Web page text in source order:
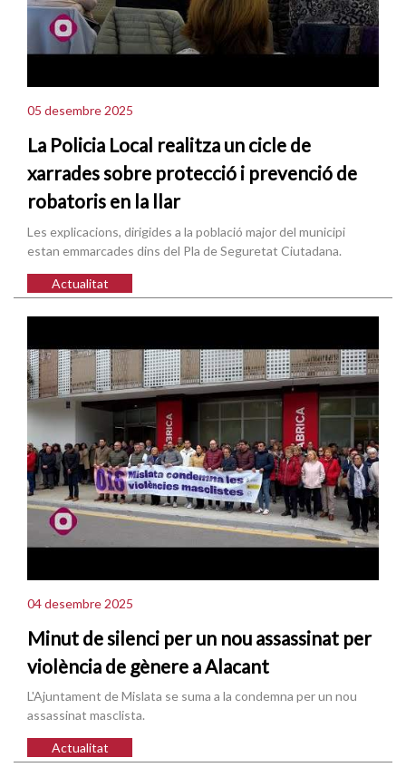
05 desembre 2025
La Policia Local realitza un cicle de
xarrades sobre protecció i prevenció de
robatoris en la llar
Les explicacions, dirigides a la població major del municipi
estan emmarcades dins del Pla de Seguretat Ciutadana.
Actualitat
04 desembre 2025
Minut de silenci per un nou assassinat per
violència de gènere a Alacant
L'Ajuntament de Mislata se suma a la condemna per un nou
assassinat masclista.
Actualitat